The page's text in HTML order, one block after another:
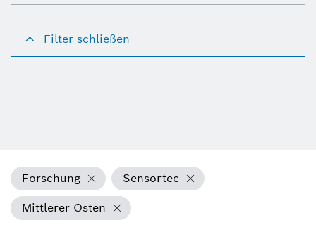
Filter schließen
Forschung
Sensortec
Mittlerer Osten